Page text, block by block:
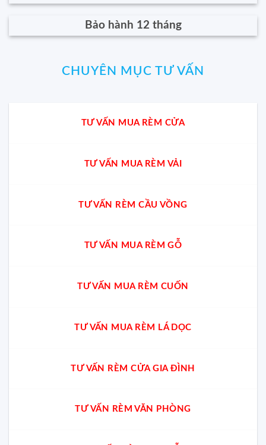
Bảo hành 12 tháng
CHUYÊN MỤC TƯ VẤN
TƯ VẤN MUA RÈM CỬA
TƯ VẤN MUA RÈM VẢI
TƯ VẤN RÈM CẦU VỒNG
TƯ VẤN MUA RÈM GỖ
TƯ VẤN MUA RÈM CUỐN
TƯ VẤN MUA RÈM LÁ DỌC
TƯ VẤN RÈM CỬA GIA ĐÌNH
TƯ VẤN RÈM VĂN PHÒNG